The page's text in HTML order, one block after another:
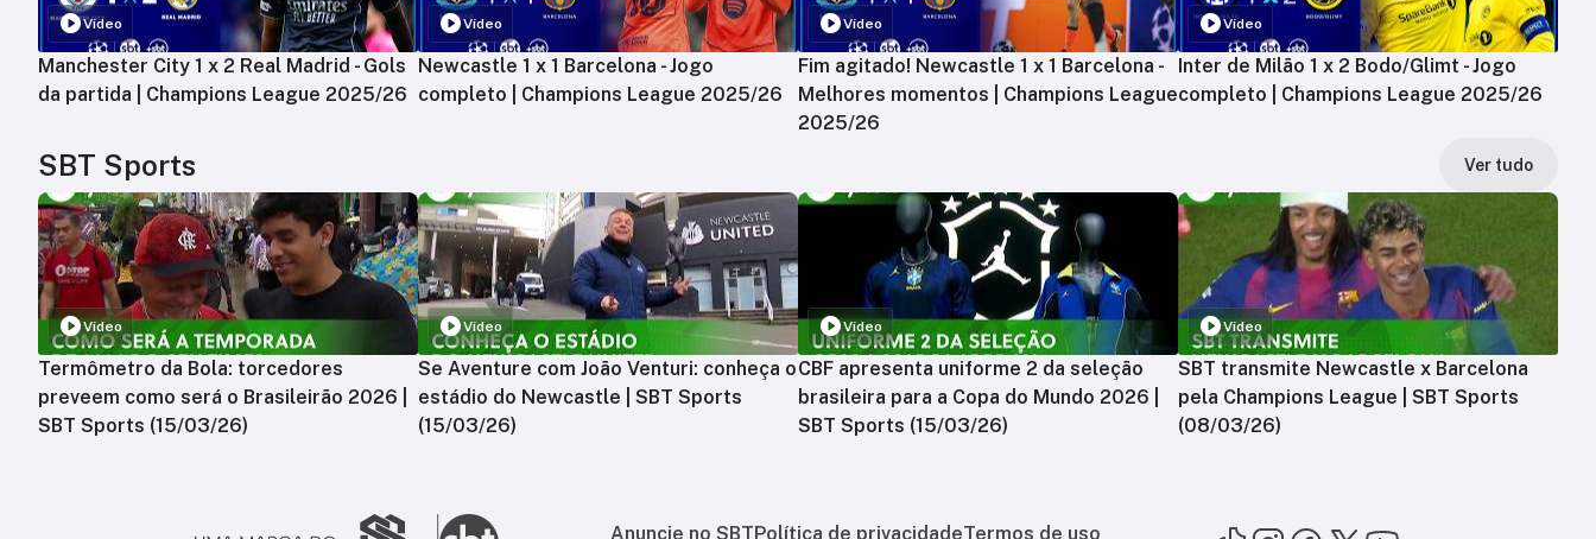
Vídeo
Manchester City 1 x 2 Real Madrid - Gols
da partida | Champions League 2025/26
Vídeo
Newcastle 1 x 1 Barcelona - Jogo
completo | Champions League 2025/26
Vídeo
Fim agitado! Newcastle 1 x 1 Barcelona -
Melhores momentos | Champions League
2025/26
Vídeo
Inter de Milão 1 x 2 Bodo/Glimt - Jogo
completo | Champions League 2025/26
SBT Sports Ver tudo
Vídeo
Termômetro da Bola: torcedores
preveem como será o Brasileirão 2026 |
SBT Sports (15/03/26)
Vídeo
Se Aventure com João Venturi: conheça o
estádio do Newcastle | SBT Sports
(15/03/26)
Vídeo
CBF apresenta uniforme 2 da seleção
brasileira para a Copa do Mundo 2026 |
SBT Sports (15/03/26)
Vídeo
SBT transmite Newcastle x Barcelona
pela Champions League | SBT Sports
(08/03/26)
Anuncie no SBT Política de privacidadeTermos de uso